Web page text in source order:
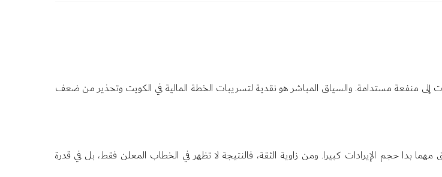
إلى منفعة مستدامة. والسياق المباشر هو نقدية لتسريبات الخطة المالية في الكويت وتحذير من ضعف
بدا حجم الإيرادات كبيرا. ومن زاوية الثقة، فالنتيجة لا تظهر في الخطاب المعلن فقط، بل في قدرة